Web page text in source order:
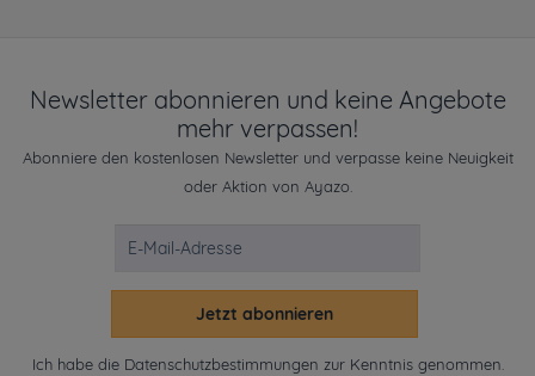
Newsletter abonnieren und keine Angebote
mehr verpassen!
Abonniere den kostenlosen Newsletter und verpasse keine Neuigkeit
oder Aktion von Ayazo.
Jetzt abonnieren
Ich habe die Datenschutzbestimmungen zur Kenntnis genommen.